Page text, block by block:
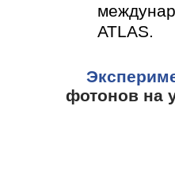
ATLAS.
фотонов на